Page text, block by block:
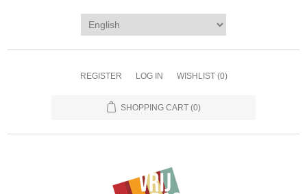
REGISTER LOG IN WISHLIST (0)
SHOPPING CART (0)